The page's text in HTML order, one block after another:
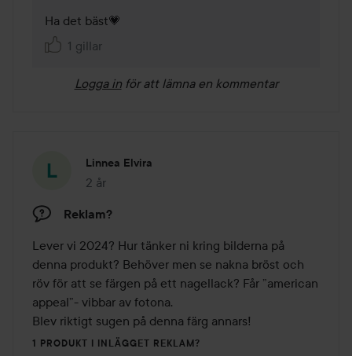
Ha det bäst💗
1 gillar
Logga in för att lämna en kommentar
Linnea Elvira
2 år
Inlägget skapades 2 år
Reklam?
Lever vi 2024? Hur tänker ni kring bilderna på
denna produkt? Behöver men se nakna bröst och
röv för att se färgen på ett nagellack? Får ”american
appeal”- vibbar av fotona.
Blev riktigt sugen på denna färg annars!
1 PRODUKT I INLÄGGET REKLAM?